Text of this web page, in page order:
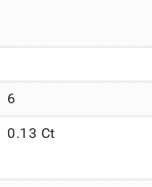
6
0.13 Ct